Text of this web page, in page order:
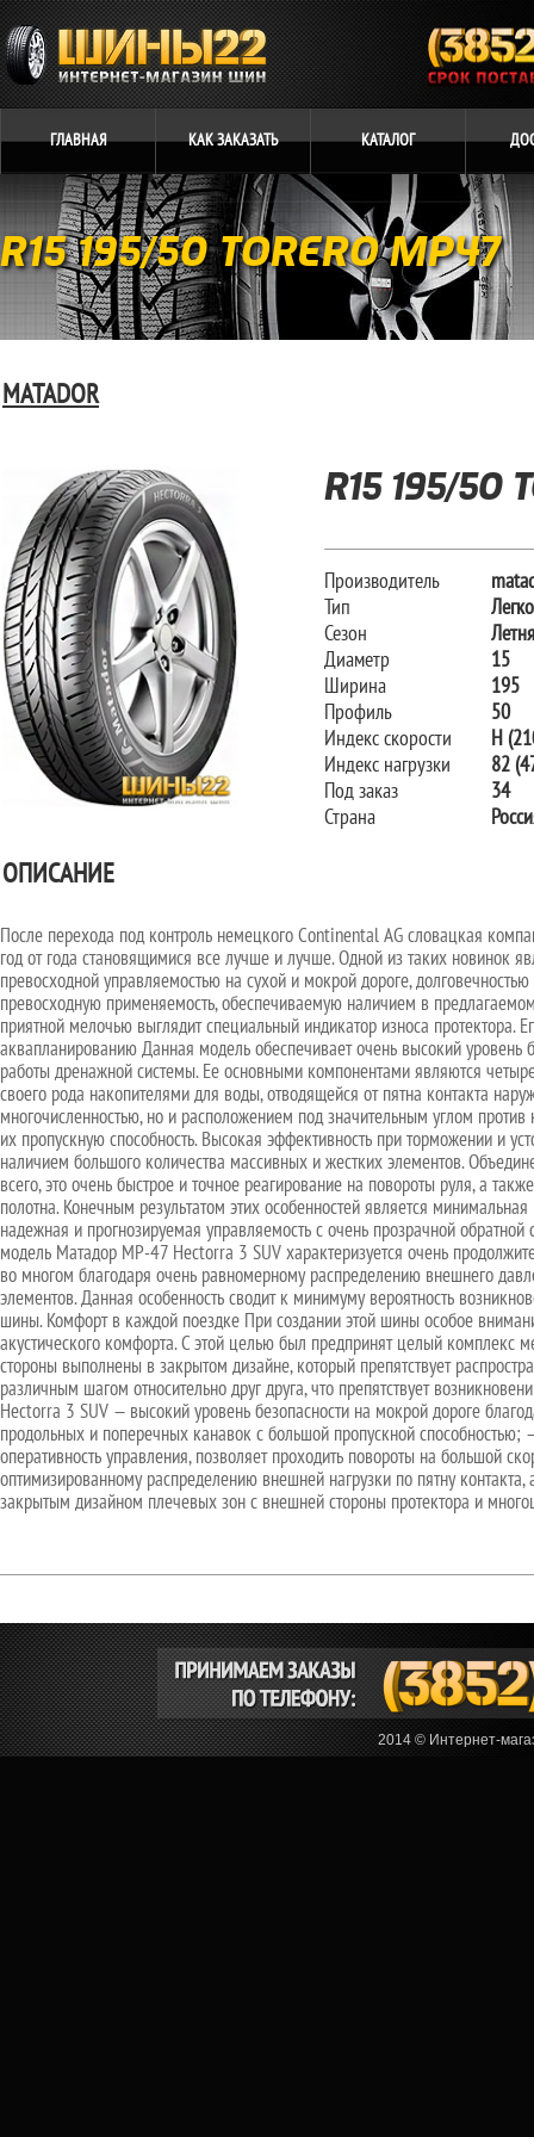
ГЛАВНАЯ КАКЗАКАЗАТЬ КАТАЛОГ
R15 195/50 TORERO MP47
MATADOR
R15 195/50
Производитель
Тип
Сезон
Диаметр
15
Ширина
195
Профиль
50
Индекс скорости
H
Индекс нагрузки
82
Под заказ
34
Страна
ОПИСАНИЕ
После перехода под контроль немецкого Continental AG словацкая
год от года становящимися все лучше и лучше. Одной из таких новинок
превосходной управляемостью на сухой и мокрой дороге,
превосходную применяемость, обеспечиваемую наличием в
приятной мелочью выглядит специальный индикатор износа протектора.
аквапланированию Данная модель обеспечивает очень высокий уровень
работы дренажной системы. Ее основными компонентами являются
своего рода накопителями для воды, отводящейся от пятна контакта
многочисленностью, но и расположением под значительным углом
их пропускную способность. Высокая эффективность при торможении и
наличием большого количества массивных и жестких элементов.
всего, это очень быстрое и точное реагирование на повороты руля, а
полотна. Конечным результатом этих особенностей является
надежная и прогнозируемая управляемость с очень прозрачной
модель Матадор MP-47 Hectorra 3 SUV характеризуется очень
во многом благодаря очень равномерному распределению внешнего
элементов. Данная особенность сводит к минимуму вероятность
шины. Комфорт в каждой поездке При создании этой шины особое
акустического комфорта. С этой целью был предпринят целый комплекс
стороны выполнены в закрытом дизайне, который препятствует
различным шагом относительно друг друга, что препятствует
Hectorra 3 SUV — высокий уровень безопасности на мокрой дороге
продольных и поперечных канавок с большой пропускной способностью;
оперативность управления, позволяет проходить повороты на большой
оптимизированному распределению внешней нагрузки по пятну
закрытым дизайном плечевых зон с внешней стороны протектора и
2014 © Интернет-